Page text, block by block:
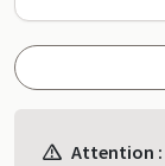
Attention :